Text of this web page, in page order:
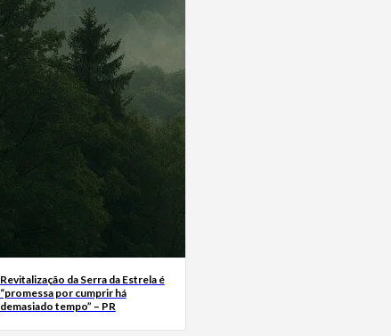
Revitalização da Serra da Estrela é
“promessa por cumprir há
demasiado tempo” – PR